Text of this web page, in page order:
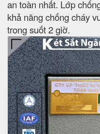
an toàn nhất. Lớp
khả năng chống cháy
trong suốt 2 giờ.